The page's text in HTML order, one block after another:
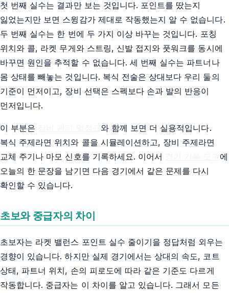
첫 번째 실수는 결과만 보는 것입니다. 포인트를 땄는지
잃었는지만 보면 스윙감가 제대로 작동했는지 알 수 없습니다.
두 번째 실수는 한 번에 두 가지 이상 바꾸는 것입니다. 포칭
위치와 콜, 라켓 무게와 스트링, 신발 접지와 풋워크를 동시에
바꾸면 원인을 추적할 수 없습니다. 세 번째 실수는 파트너나
몸 상태를 빼놓는 것입니다. 복식 전술은 상대보다 우리 둘의
기준이 먼저이고, 장비 선택은 스펙보다 손과 발의 반응이
먼저입니다.
이 부분은
와 함께 보면 더 실용적입니다.
복식 주제라면 위치와 콜을 시뮬레이션하고, 장비 주제라면
교체 주기나 마모 신호를 기록하세요. 이어서
에
오늘의 한 문장을 남기면 다음 경기에서 같은 문제를 다시
확인할 수 있습니다.
초보와 중급자의 차이
초보자는 라켓 밸런스 포인트 실수 줄이기을 정답처럼 외우는
경향이 있습니다. 하지만 실제 경기에서는 상대의 속도, 코트
상태, 파트너 위치, 손의 피로도에 따라 같은 기준도 다르게
작동합니다. 중급자는 이 차이를 알고 있습니다. 그래서 모든